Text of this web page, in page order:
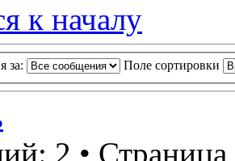
к началу
за: Поле сортировки
2 • Страница